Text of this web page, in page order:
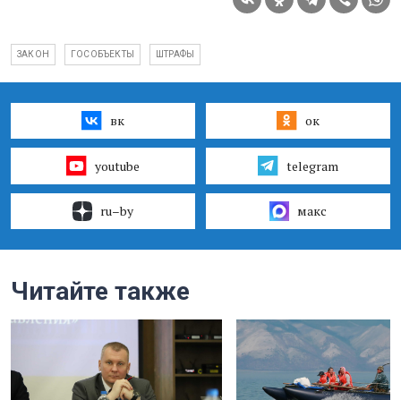
ЗАКОН ГОСОБЪЕКТЫ ШТРАФЫ
вк ок
youtube telegram
ru–by макс
Читайте также